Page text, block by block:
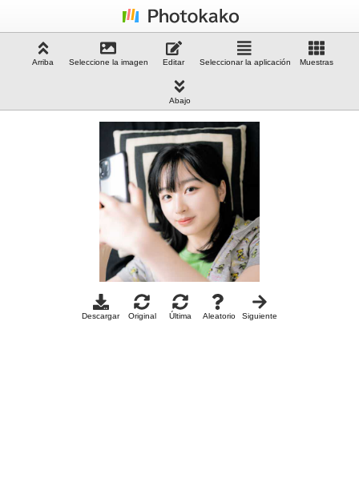
Arriba Seleccione la imagen Editar Seleccionar la aplicación Muestras
Abajo
Descargar Original Última Aleatorio Siguiente